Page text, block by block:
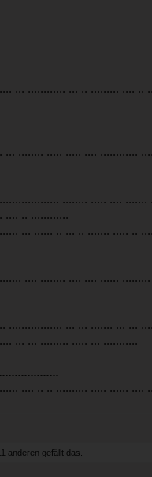
... ............ ... .. ......... ....
........ ..... ..... .... ............
........ ..... ....
.... .. ............
... ...... .. ... .. ....... ..... ..
.... ........ .... .... ......
................. ... ... ....... ... ...
... ... ......... ..... ... ...........
.... .. .. .......... ..... ...... ....
anderen gefällt das.